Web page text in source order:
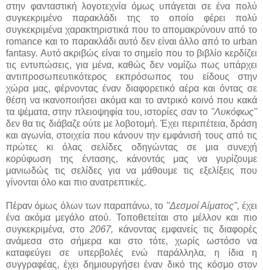
στην φανταστική λογοτεχνία όμως υπάγεται σε ένα πολύ
συγκεκριμένο παρακλάδι της το οποίο φέρει πολύ
συγκεκριμένα χαρακτηριστικά που το απομακρύνουν από το
romance και το παρακλάδι αυτό δεν είναι άλλο από το urban
fantasy. Αυτό ακριβώς είναι το σημείο που το βιβλίο κερδίζει
τις εντυπώσεις, για μένα, καθώς δεν νομίζω πως υπάρχει
αντιπροσωπευτικότερος εκπρόσωπος του είδους στην
χώρα μας, φέρνοντας έναν διαφορετικό αέρα και όντας σε
θέση να ικανοποιήσει ακόμα και το αντρικό κοινό που κακά
τα ψέματα, στην πλειοψηφία του, ιστορίες σαν το "Λυκόφως"
δεν θα τις διάβαζε ούτε με λοβοτομή. Έχει περιπέτεια, δράση
και αγωνία, στοιχεία που κάνουν την εμφάνισή τους από τις
πρώτες κι όλας σελίδες οδηγώντας σε μια συνεχή
κορύφωση της έντασης, κάνοντάς μας να γυρίζουμε
μανιωδώς τις σελίδες για να μάθουμε τις εξελίξεις που
γίνονται όλο και πιο ανατρεπτικές.
Πέραν όμως όλων των παραπάνω, το "Δεσμοί Αίματος", έχει
ένα ακόμα μεγάλο ατού. Τοποθετείται στο μέλλον και πιο
συγκεκριμένα, στο2067, κάνοντας εμφανείς τις διαφορές
ανάμεσα στο σήμερα και στο τότε, χωρίς ωστόσο να
καταφεύγει σε υπερβολές ενώ παράλληλα, η ίδια η
συγγραφέας, έχει δημιουργήσει έναν δικό της κόσμο στον